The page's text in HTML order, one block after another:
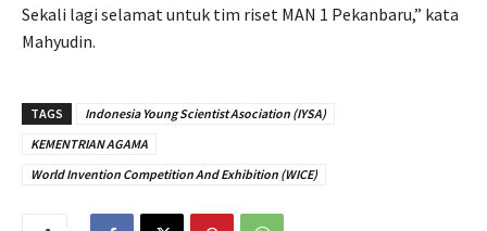
Sekali lagi selamat untuk tim riset MAN 1 Pekanbaru,” kata
Mahyudin.
TAGS
Indonesia Young Scientist Asociation (IYSA)
KEMENTRIAN AGAMA
World Invention Competition And Exhibition (WICE)